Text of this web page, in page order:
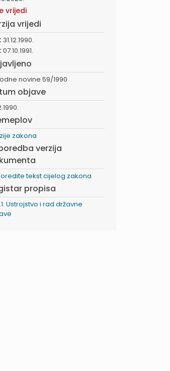
vrijedi
vrijedi
31.12.1990.
07.10.1991.
novine 59/1990
objave
zakona
verzija
tekst cijelog zakona
propisa
Ustrojstvo i rad državne